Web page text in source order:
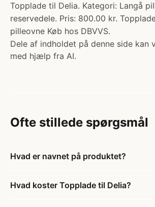
Topplade til Delia. Kategori: Langå
reservedele. Pris: 800.00 kr.
pilleovne Køb hos DBVVS.
Dele af indholdet på denne side kan
med hjælp fra AI.
Ofte stillede spørgsmål
Hvad er navnet på produktet?
Hvad koster Topplade til Delia?